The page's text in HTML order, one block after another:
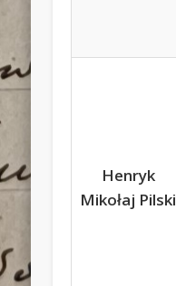
Henryk
Mikołaj Pilski